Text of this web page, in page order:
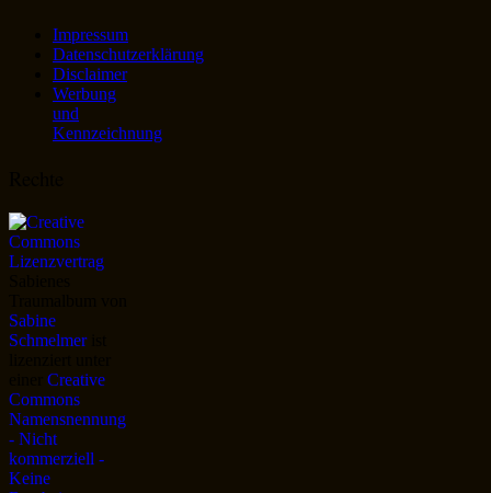
Impressum
Datenschutzerklärung
Disclaimer
Werbung
und
Kennzeichnung
Sabine
Schmelmerist
Creative
Commons
Namensnennung
- Nicht
kommerziell -
Keine